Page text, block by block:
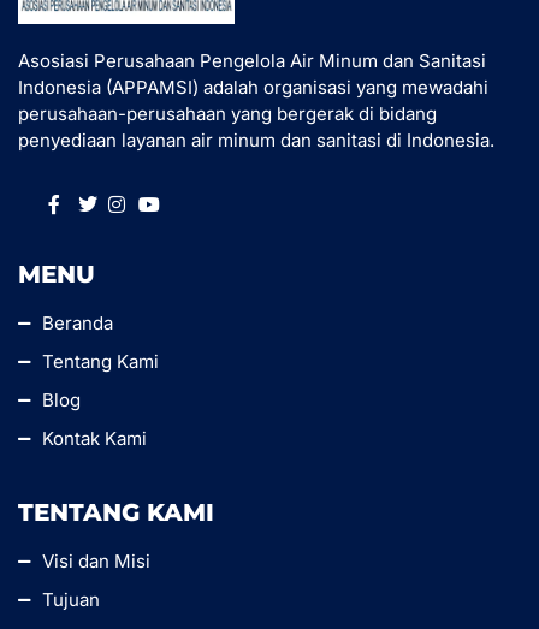
Asosiasi Perusahaan Pengelola Air Minum dan Sanitasi
Indonesia (APPAMSI) adalah organisasi yang mewadahi
perusahaan-perusahaan yang bergerak di bidang
penyediaan layanan air minum dan sanitasi di Indonesia.
MENU
Beranda
Tentang Kami
Blog
Kontak Kami
TENTANG KAMI
Visi dan Misi
Tujuan